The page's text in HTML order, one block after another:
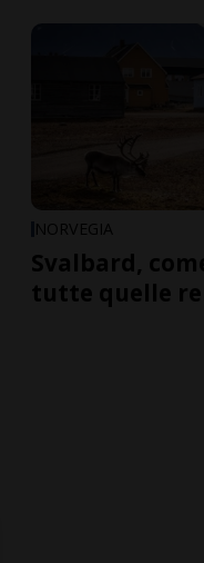
NORVEGIA
Svalbard,
tutte quelle